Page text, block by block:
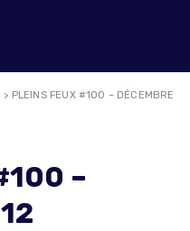
> PLEINS FEUX #100 – DÉCEMBRE
–